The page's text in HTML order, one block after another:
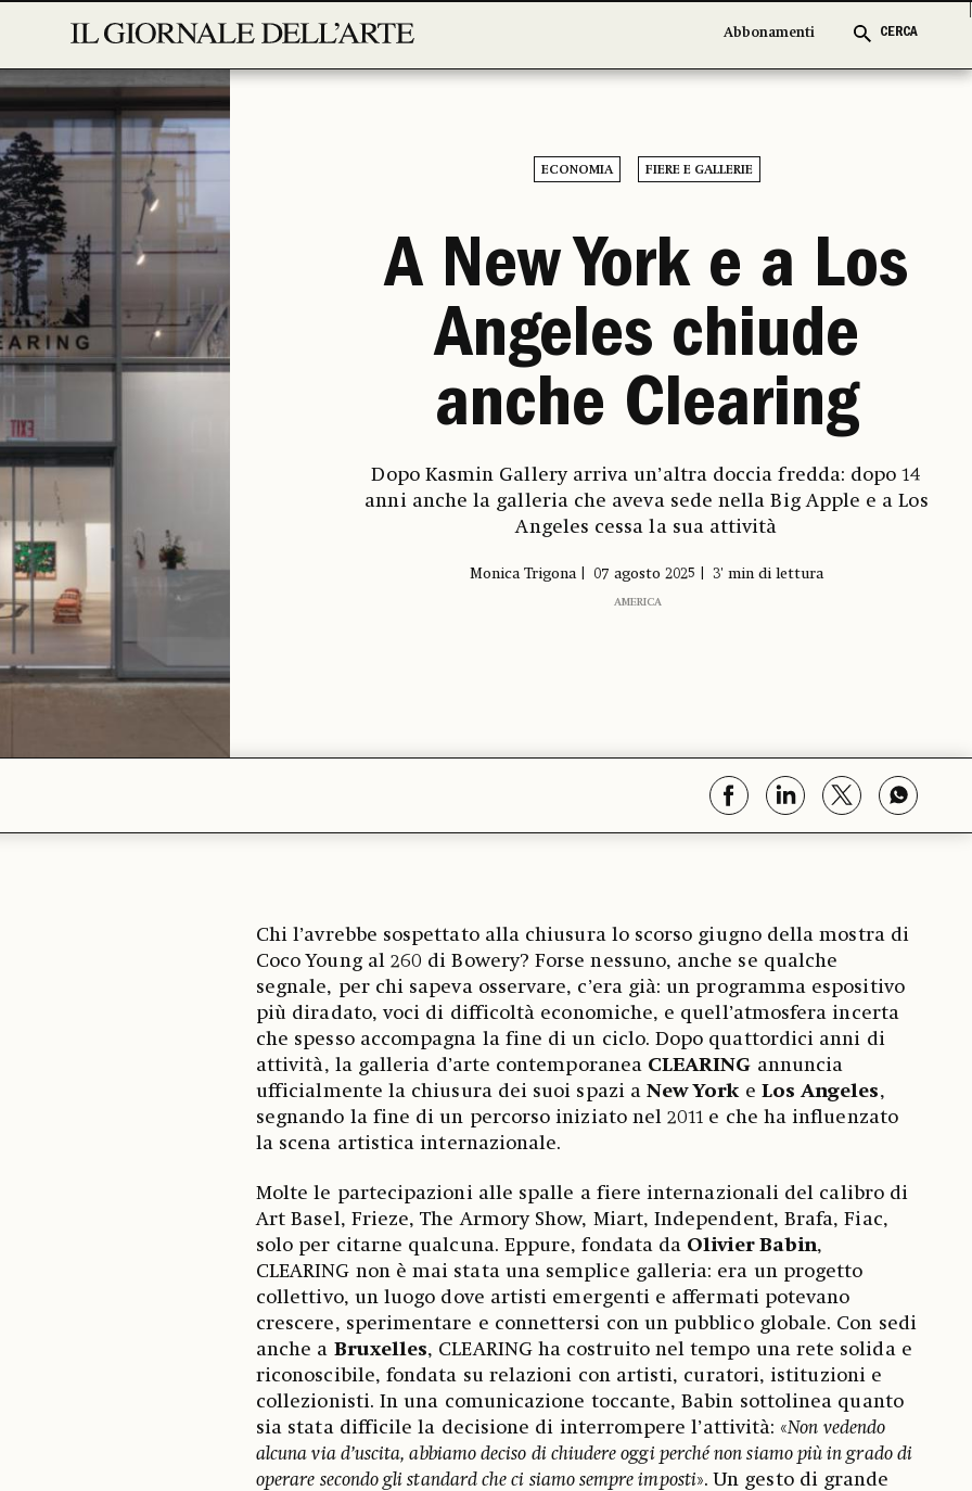
Abbonamenti CERCA
Abbonamenti CERCA
ECONOMIA FIERE E GALLERIE
A New York e a Los
Angeles chiude
anche Clearing
Dopo Kasmin Gallery arriva un’altra doccia fredda: dopo 14
anni anche la galleria che aveva sede nella Big Apple e a Los
Angeles cessa la sua attività
Monica Trigona 07 agosto 2025 3' min di lettura
AMERICA
Chi l’avrebbe sospettato alla chiusura lo scorso giugno della mostra di
Coco Young al 260 di Bowery? Forse nessuno, anche se qualche
segnale, per chi sapeva osservare, c’era già: un programma espositivo
più diradato, voci di difficoltà economiche, e quell’atmosfera incerta
che spesso accompagna la fine di un ciclo. Dopo quattordici anni di
attività, la galleria d’arte contemporanea CLEARING annuncia
ufficialmente la chiusura dei suoi spazi a New Yorke Los Angeles,
segnando la fine di un percorso iniziato nel 2011 e che ha influenzato
la scena artistica internazionale.
Molte le partecipazioni alle spalle a fiere internazionali del calibro di
Art Basel, Frieze, The Armory Show, Miart, Independent, Brafa, Fiac,
solo per citarne qualcuna. Eppure, fondata da Olivier Babin,
CLEARING non è mai stata una semplice galleria: era un progetto
collettivo, un luogo dove artisti emergenti e affermati potevano
crescere, sperimentare e connettersi con un pubblico globale. Con sedi
anche a Bruxelles, CLEARING ha costruito nel tempo una rete solida e
riconoscibile, fondata su relazioni con artisti, curatori, istituzioni e
collezionisti. In una comunicazione toccante, Babin sottolinea quanto
sia stata difficile la decisione di interrompere l’attività: «Non vedendo
alcuna via d’uscita, abbiamo deciso di chiudere oggi perché non siamo più in grado di
operare secondo gli standard che ci siamo sempre imposti». Un gesto di grande